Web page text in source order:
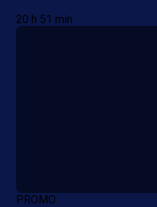
20 h 51 min
PROMO